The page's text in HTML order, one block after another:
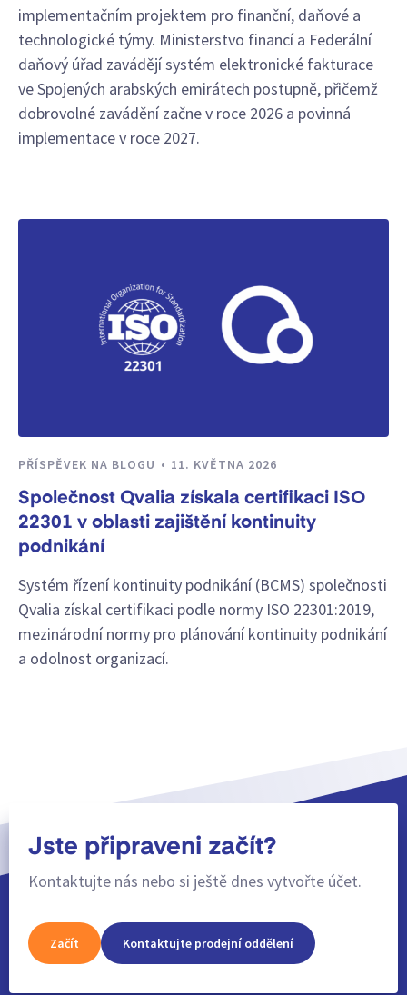
implementačním projektem pro finanční, daňové a
technologické týmy. Ministerstvo financí a Federální
daňový úřad zavádějí systém elektronické fakturace
ve Spojených arabských emirátech postupně, přičemž
dobrovolné zavádění začne v roce 2026 a povinná
implementace v roce 2027.
PŘÍSPĚVEK NA BLOGU 11. KVĚTNA 2026
Společnost Qvalia získala certifikaci ISO
22301 v oblasti zajištění kontinuity
podnikání
Systém řízení kontinuity podnikání (BCMS) společnosti
Qvalia získal certifikaci podle normy ISO 22301:2019,
mezinárodní normy pro plánování kontinuity podnikání
a odolnost organizací.
Jste připraveni začít?
Kontaktujte nás nebo si ještě dnes vytvořte účet.
Začít Kontaktujte prodejní oddělení